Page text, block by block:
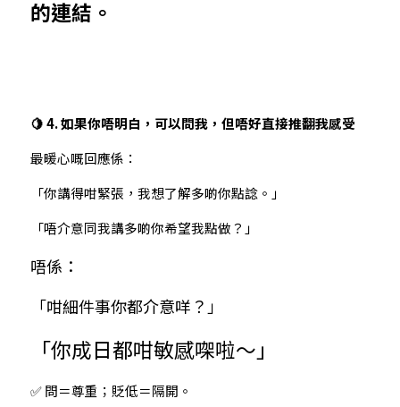
的連結。
🍋 4. 如果你唔明白，可以問我，但唔好直接推翻我感受
最暖心嘅回應係：
「你講得咁緊張，我想了解多啲你點諗。」
「唔介意同我講多啲你希望我點做？」
唔係：
「咁細件事你都介意咩？」
「你成日都咁敏感㗎啦～」
✅ 問＝尊重；貶低＝隔開。